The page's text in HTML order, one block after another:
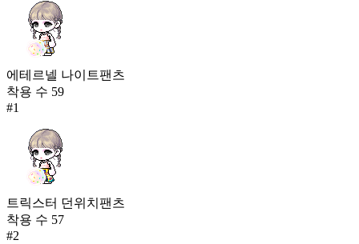
에테르넬 나이트팬츠
착용 수 59
#1
트릭스터 던위치팬츠
착용 수 57
#2